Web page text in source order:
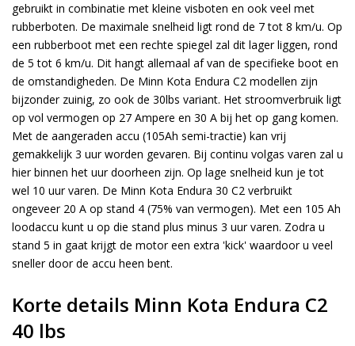
gebruikt in combinatie met kleine visboten en ook veel met
rubberboten. De maximale snelheid ligt rond de 7 tot 8 km/u. Op
een rubberboot met een rechte spiegel zal dit lager liggen, rond
de 5 tot 6 km/u. Dit hangt allemaal af van de specifieke boot en
de omstandigheden. De Minn Kota Endura C2 modellen zijn
bijzonder zuinig, zo ook de 30lbs variant. Het stroomverbruik ligt
op vol vermogen op 27 Ampere en 30 A bij het op gang komen.
Met de aangeraden accu (105Ah semi-tractie) kan vrij
gemakkelijk 3 uur worden gevaren. Bij continu volgas varen zal u
hier binnen het uur doorheen zijn. Op lage snelheid kun je tot
wel 10 uur varen. De Minn Kota Endura 30 C2 verbruikt
ongeveer 20 A op stand 4 (75% van vermogen). Met een 105 Ah
loodaccu kunt u op die stand plus minus 3 uur varen. Zodra u
stand 5 in gaat krijgt de motor een extra 'kick' waardoor u veel
sneller door de accu heen bent.
Korte details Minn Kota Endura C2
40 lbs